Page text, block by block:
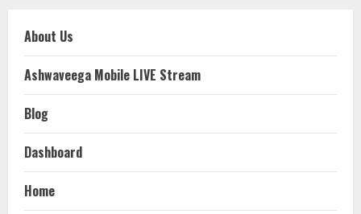
About Us
Ashwaveega Mobile LIVE Stream
Blog
Dashboard
Home